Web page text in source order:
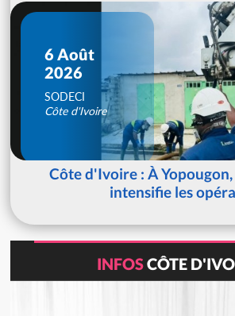
6 Août
2026
SODECI
Côte d'Ivoire
Côte d'Ivoire : À Yopougon,
intensifie les
INFOSCÔTE